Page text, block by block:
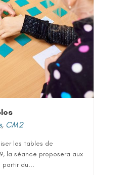
, CM2
les tables de
la séance proposera aux
partir du...